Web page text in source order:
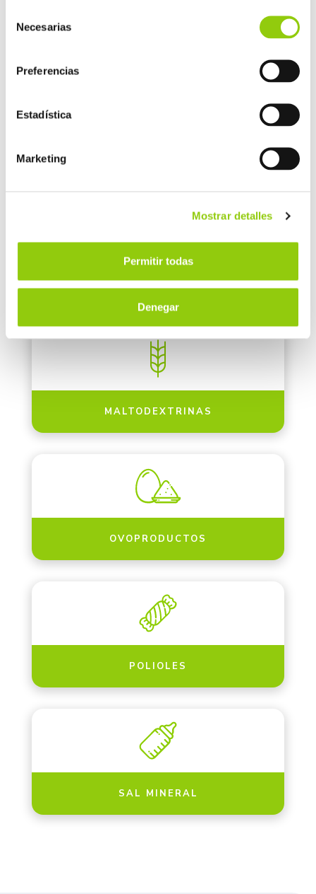
Necesarias
Preferencias
Estadística
Marketing
Mostrar detalles
Permitir todas
Denegar
ISOMALTULOSA
MALTODEXTRINAS
OVOPRODUCTOS
POLIOLES
SAL MINERAL